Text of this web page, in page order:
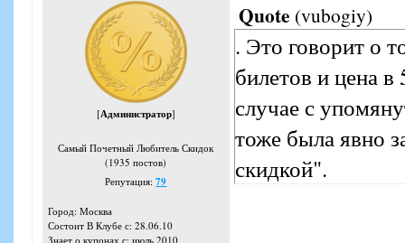
[Администратор]
Самый Почетный Любитель Скидок
(1935 постов)
Репутация:79
Город: Москва
Состоит В Клубе с: 28.06.10
Знает о купонах с: июль 2010
Quote (vubogiy)
. Это говорит о
билетов и цена в
случае с
тоже была явно
скидкой".